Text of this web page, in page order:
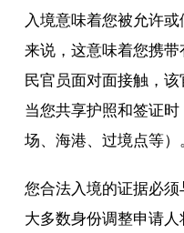
入境意味着您被允许
来说，这意味着您携
民官员面对面接触，
当您共享护照和签证
场、海港、过境点等）
您合法入境的证据必
大多数身份调整申请